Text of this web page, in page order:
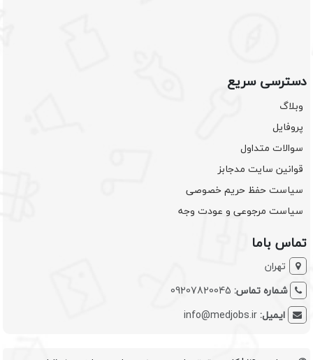
دسترسی سریع
وبلاگ
پروفایل
سوالات متداول
قوانین سایت مدجابز
سیاست حفظ حریم خصوصی
سیاست مرجوعی و عودت وجه
تماس باما
تهران
شماره تماس: 09207820045
ایمیل:info@medjobs.ir